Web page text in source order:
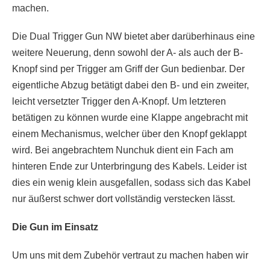
machen.
Die Dual Trigger Gun NW bietet aber darüberhinaus eine
weitere Neuerung, denn sowohl der A- als auch der B-
Knopf sind per Trigger am Griff der Gun bedienbar. Der
eigentliche Abzug betätigt dabei den B- und ein zweiter,
leicht versetzter Trigger den A-Knopf. Um letzteren
betätigen zu können wurde eine Klappe angebracht mit
einem Mechanismus, welcher über den Knopf geklappt
wird. Bei angebrachtem Nunchuk dient ein Fach am
hinteren Ende zur Unterbringung des Kabels. Leider ist
dies ein wenig klein ausgefallen, sodass sich das Kabel
nur äußerst schwer dort vollständig verstecken lässt.
Die Gun im Einsatz
Um uns mit dem Zubehör vertraut zu machen haben wir